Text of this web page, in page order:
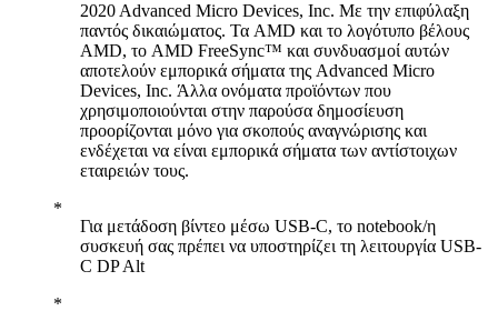
2020 Advanced Micro Devices, Inc. Με την επιφύλαξη
παντός δικαιώματος. Τα AMD και το λογότυπο βέλους
AMD, το AMD FreeSync™ και συνδυασμοί αυτών
αποτελούν εμπορικά σήματα της Advanced Micro
Devices, Inc. Άλλα ονόματα προϊόντων που
χρησιμοποιούνται στην παρούσα δημοσίευση
προορίζονται μόνο για σκοπούς αναγνώρισης και
ενδέχεται να είναι εμπορικά σήματα των αντίστοιχων
εταιρειών τους.
Για μετάδοση βίντεο μέσω USB-C, το notebook/η
συσκευή σας πρέπει να υποστηρίζει τη λειτουργία USB-
C DP Alt